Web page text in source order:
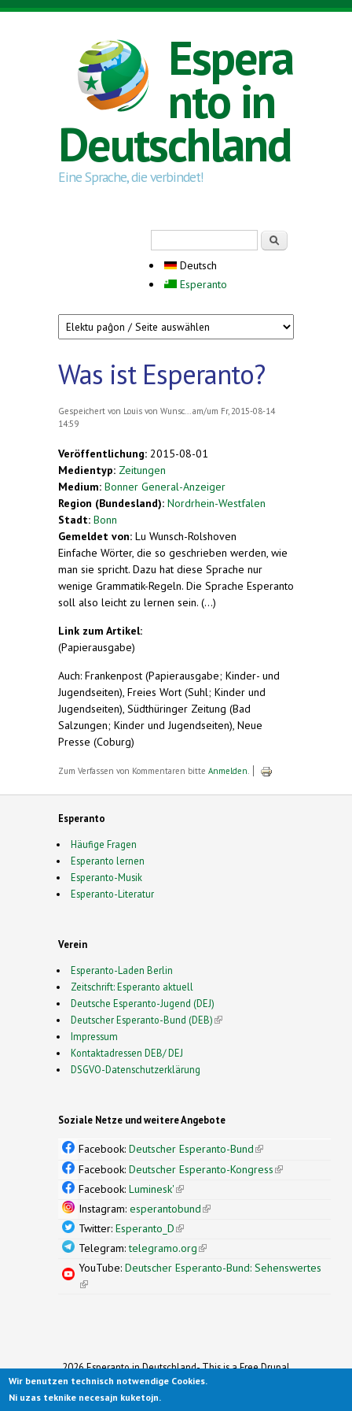
Direkt zum Inhalt
Espera
nto in
Deutschland
Eine Sprache, die verbindet!
Deutsch
Esperanto
Was ist Esperanto?
Gespeichert von Louis von Wunsc...
am/um Fr, 2015-08-14
14:59
Veröffentlichung: 2015-08-01
Medientyp: Zeitungen
Medium: Bonner General-Anzeiger
Region (Bundesland): Nordrhein-Westfalen
Stadt: Bonn
Gemeldet von: Lu Wunsch-Rolshoven
Einfache Wörter, die so geschrieben werden, wie
man sie spricht. Dazu hat diese Sprache nur
wenige Grammatik-Regeln. Die Sprache Esperanto
soll also leicht zu lernen sein. (...)
Link zum Artikel:
(Papierausgabe)
Auch: Frankenpost (Papierausgabe; Kinder- und
Jugendseiten), Freies Wort (Suhl; Kinder und
Jugendseiten), Südthüringer Zeitung (Bad
Salzungen; Kinder und Jugendseiten), Neue
Presse (Coburg)
Zum Verfassen von Kommentaren bitte Anmelden
Esperanto
Häufige Fragen
Esperanto lernen
Esperanto-Musik
Esperanto-Literatur
Verein
Esperanto-Laden Berlin
Zeitschrift: Esperanto aktuell
Deutsche Esperanto-Jugend (DEJ)
Deutscher Esperanto-Bund (DEB)(link is external)
Impressum
Kontaktadressen DEB/ DEJ
DSGVO-Datenschutzerklärung
Soziale Netze und weitere Angebote
Facebook: Deutscher Esperanto-Bund(link is
external)
Facebook: Deutscher Esperanto-Kongress(link is
Facebook: Luminesk'(link is external)
Instagram: esperantobund(link is external)
Twitter: Esperanto_D(link is external)
Telegram:telegramo.org(link is external)
YouTube: Deutscher Esperanto-Bund: Sehenswertes
(link is external)
2026 Esperanto in Deutschland- This is a Free Drupal
Theme
Ported to Drupal for the Open Source Community by
Wir benutzen technisch notwendige Cookies.
Ni uzas teknike necesajn kuketojn.